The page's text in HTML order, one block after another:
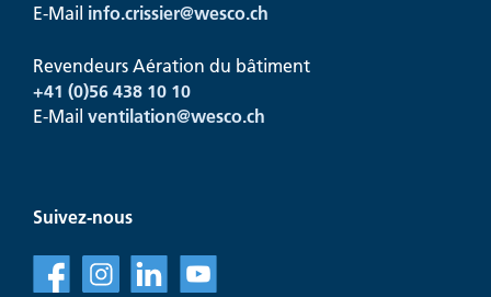
E-Mail info.crissier@wesco.ch
Revendeurs Aération du bâtiment
+41 (0)56 438 10 10
E-Mail ventilation@wesco.ch
Suivez-nous
f l v